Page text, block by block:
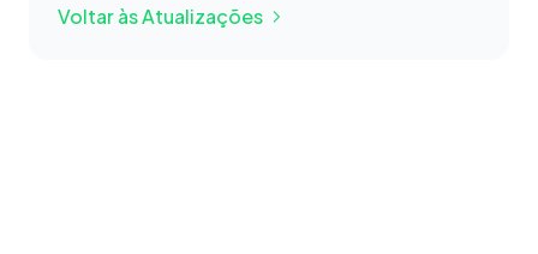
Voltar às Atualizações